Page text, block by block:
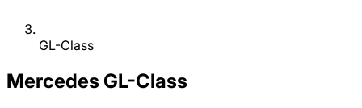
GL-Class
Mercedes GL-Class